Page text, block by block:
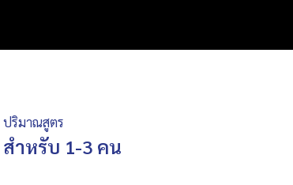
ปริมาณสูตร
สำหรับ 1-3 คน